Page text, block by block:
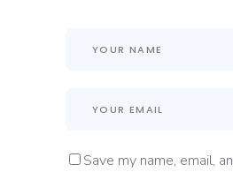
Save my name, email,